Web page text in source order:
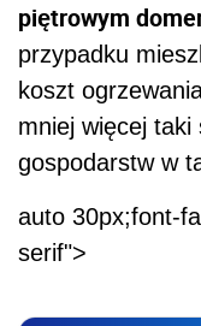
piętrowym
przypadku
koszt
mniej więcej taki
gospodarstw w
auto 30px;font-
serif">